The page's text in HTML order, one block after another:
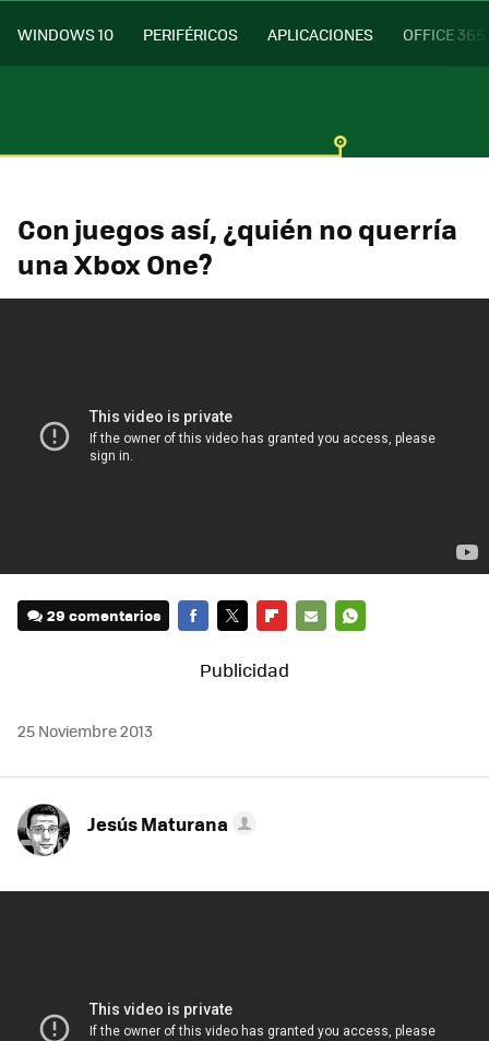
WINDOWS 10 PERIFÉRICOS APLICACIONES OFFICE 365
Con juegos así, ¿quién no querría
una Xbox One?
29 comentarios
25 Noviembre 2013
Jesús Maturana